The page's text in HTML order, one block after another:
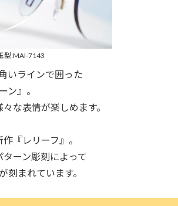
型:MAI-7143
いラインで囲った
ン』。
な表情が楽しめます。
『レリーフ』。
ーン彫刻によって
刻まれています。